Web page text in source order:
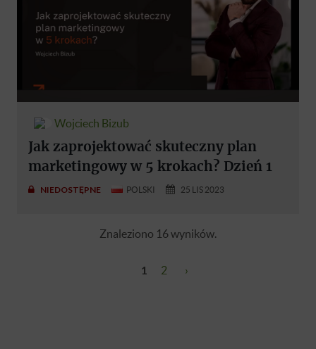
Wojciech Bizub
Jak zaprojektować skuteczny plan
marketingowy w 5 krokach? Dzień 1
NIEDOSTĘPNE POLSKI 25 LIS 2023
Znaleziono 16 wyników.
1 2 ›